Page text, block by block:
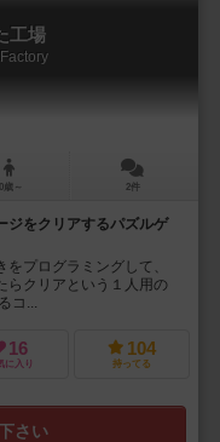
工場
歳～ 2件
ジをクリアするパズルゲ
プログラミングして、
らクリアという１人用の
コ...
16
に入り
104
持ってる
さい